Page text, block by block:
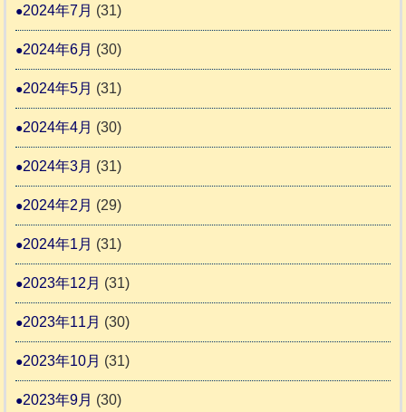
2024年7月 (31)
2024年6月 (30)
2024年5月 (31)
2024年4月 (30)
2024年3月 (31)
2024年2月 (29)
2024年1月 (31)
2023年12月 (31)
2023年11月 (30)
2023年10月 (31)
2023年9月 (30)